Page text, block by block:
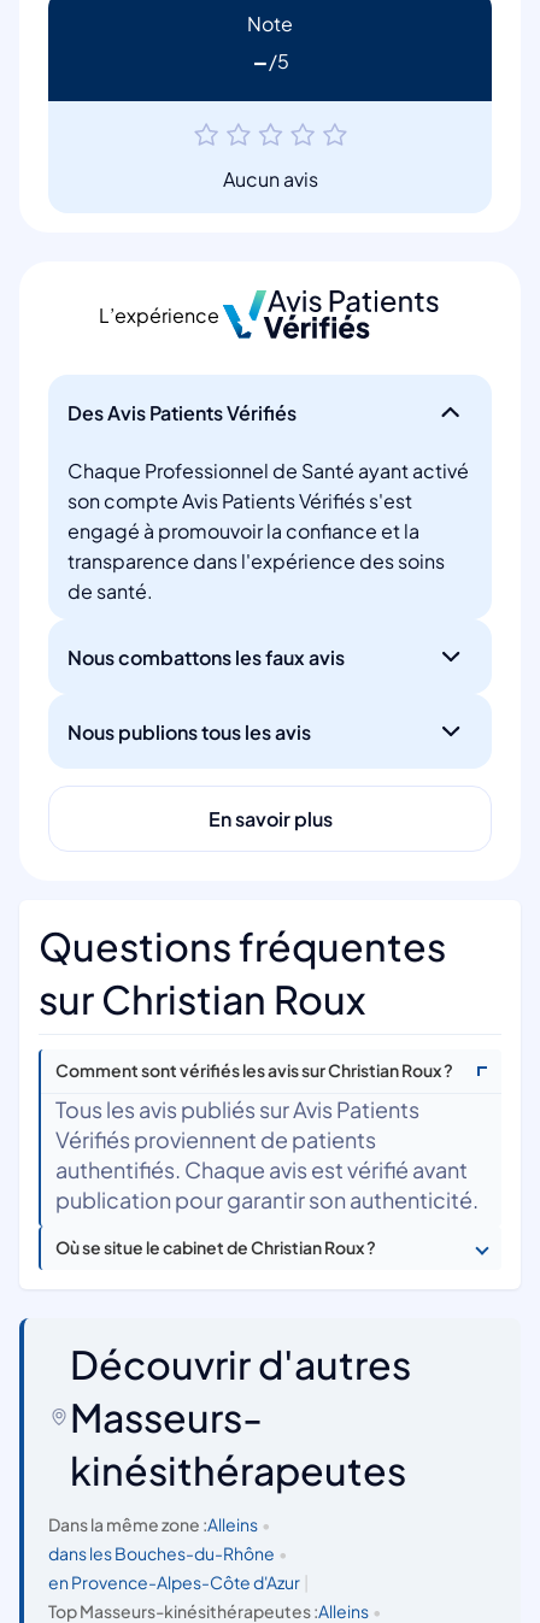
Note
-
Aucun avis
L’expérience
Des Avis Patients Vérifiés
Chaque Professionnel de Santé ayant activé
son compte Avis Patients Vérifiés s'est
engagé à promouvoir la confiance et la
transparence dans l'expérience des soins
de santé.
Nous combattons les faux avis
Nous publions tous les avis
En savoir plus
Questions fréquentes
sur Christian Roux
Comment sont vérifiés les avis sur Christian Roux ?
Tous les avis publiés sur Avis Patients
Vérifiés proviennent de patients
authentifiés. Chaque avis est vérifié avant
publication pour garantir son authenticité.
Où se situe le cabinet de Christian Roux ?
Découvrir d'autres
Masseurs-
kinésithérapeutes
Dans la même zone :Alleins •
dans les Bouches-du-Rhône •
en Provence-Alpes-Côte d'Azur
Top Masseurs-kinésithérapeutes :Alleins •